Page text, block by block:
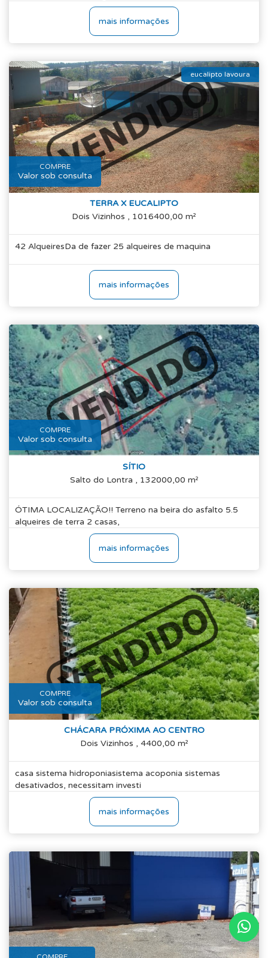
mais informações
eucalipto lavoura
COMPRE
Valor sob consulta
TERRA X EUCALIPTO
Dois Vizinhos , 1016400,00 m²
42 AlqueiresDa de fazer 25 alqueires de maquina
mais informações
COMPRE
Valor sob consulta
SÍTIO
Salto do Lontra , 132000,00 m²
ÓTIMA LOCALIZAÇÃO!! Terreno na beira do asfalto 5.5
alqueires de terra 2 casas,
mais informações
COMPRE
Valor sob consulta
CHÁCARA PRÓXIMA AO CENTRO
Dois Vizinhos , 4400,00 m²
casa sistema hidroponiasistema acoponia sistemas
desativados, necessitam investi
mais informações